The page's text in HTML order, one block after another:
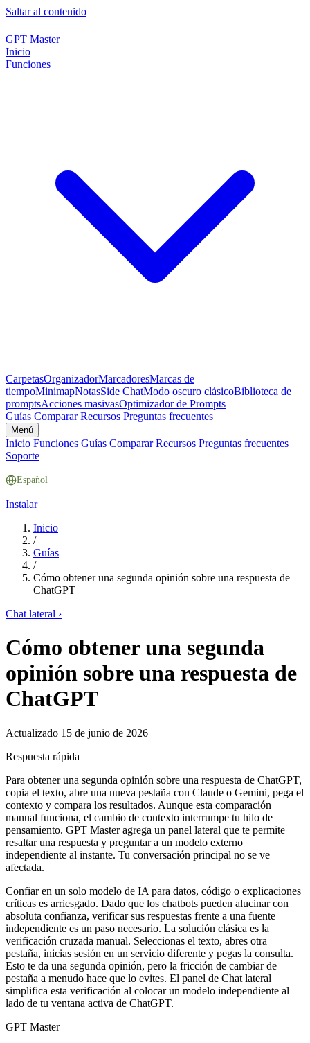
Saltar al contenido
GPT Master
Inicio
Funciones
CarpetasOrganizadorMarcadoresMarcas de
tiempoMinimapNotasSide ChatModo oscuro clásicoBiblioteca de
promptsAcciones masivasOptimizador de Prompts
Guías Comparar Recursos Preguntas frecuentes
Menú
Inicio Funciones Guías Comparar Recursos Preguntas frecuentes
Soporte
Español
Instalar
Inicio
/
Guías
/
Cómo obtener una segunda opinión sobre una respuesta de
ChatGPT
Chat lateral ›
Cómo obtener una segunda
opinión sobre una respuesta de
ChatGPT
Actualizado 15 de junio de 2026
Respuesta rápida
Para obtener una segunda opinión sobre una respuesta de ChatGPT,
copia el texto, abre una nueva pestaña con Claude o Gemini, pega el
contexto y compara los resultados. Aunque esta comparación
manual funciona, el cambio de contexto interrumpe tu hilo de
pensamiento. GPT Master agrega un panel lateral que te permite
resaltar una respuesta y preguntar a un modelo externo
independiente al instante. Tu conversación principal no se ve
afectada.
Confiar en un solo modelo de IA para datos, código o explicaciones
críticas es arriesgado. Dado que los chatbots pueden alucinar con
absoluta confianza, verificar sus respuestas frente a una fuente
independiente es un paso necesario. La solución clásica es la
verificación cruzada manual. Seleccionas el texto, abres otra
pestaña, inicias sesión en un servicio diferente y pegas la consulta.
Esto te da una segunda opinión, pero la fricción de cambiar de
pestaña a menudo hace que lo evites. El panel de Chat lateral
simplifica esta verificación al colocar un modelo independiente al
lado de tu ventana activa de ChatGPT.
GPT Master